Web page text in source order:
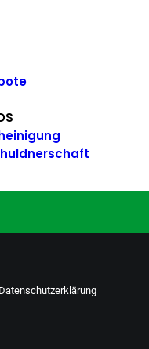
Job mit
einfach
Datenschutzerklärung